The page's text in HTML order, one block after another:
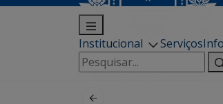
Institucional Serviços
Pesquisar
por: